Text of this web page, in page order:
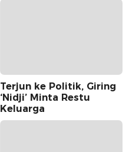
Terjun ke Politik, Giring
‘Nidji’ Minta Restu
Keluarga